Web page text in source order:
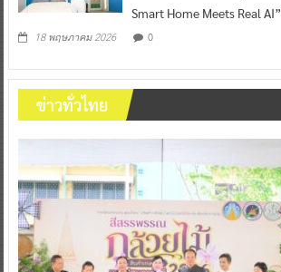
Smart Home Meets Real AI”
18 พฤษภาคม 2026 0
ข่าวทั่วไทย